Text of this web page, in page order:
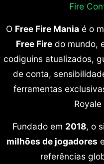
Fire
O Free Fire Mania é o
Free Firedo mundo,
codiguins atualizados,
de conta,
ferramentas
Fundado em 2018, o
milhões de jogadores
referências